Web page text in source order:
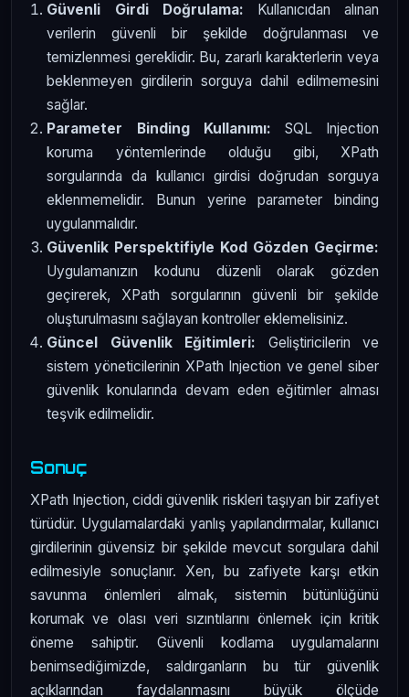
Güvenli Girdi Doğrulama: Kullanıcıdan alınan
verilerin güvenli bir şekilde doğrulanması ve
temizlenmesi gereklidir. Bu, zararlı karakterlerin veya
beklenmeyen girdilerin sorguya dahil edilmemesini
sağlar.
Parameter Binding Kullanımı: SQL Injection
koruma yöntemlerinde olduğu gibi, XPath
sorgularında da kullanıcı girdisi doğrudan sorguya
eklenmemelidir. Bunun yerine parameter binding
uygulanmalıdır.
Güvenlik Perspektifiyle Kod Gözden Geçirme:
Uygulamanızın kodunu düzenli olarak gözden
geçirerek, XPath sorgularının güvenli bir şekilde
oluşturulmasını sağlayan kontroller eklemelisiniz.
Güncel Güvenlik Eğitimleri: Geliştiricilerin ve
sistem yöneticilerinin XPath Injection ve genel siber
güvenlik konularında devam eden eğitimler alması
teşvik edilmelidir.
Sonuç
XPath Injection, ciddi güvenlik riskleri taşıyan bir zafiyet
türüdür. Uygulamalardaki yanlış yapılandırmalar, kullanıcı
girdilerinin güvensiz bir şekilde mevcut sorgulara dahil
edilmesiyle sonuçlanır. Xen, bu zafiyete karşı etkin
savunma önlemleri almak, sistemin bütünlüğünü
korumak ve olası veri sızıntılarını önlemek için kritik
öneme sahiptir. Güvenli kodlama uygulamalarını
benimsediğimizde, saldırganların bu tür güvenlik
açıklarından faydalanmasını büyük ölçüde